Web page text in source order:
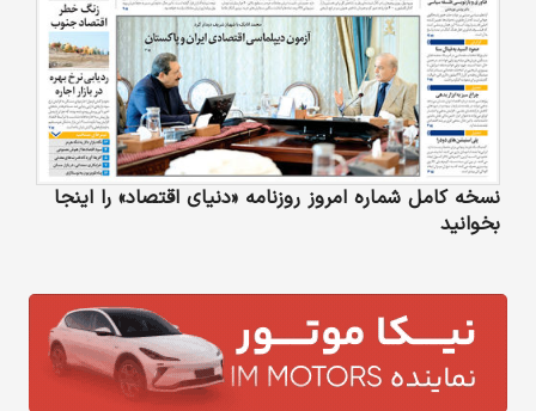
نسخه کامل شماره امروز روزنامه «دنیای‌ اقتصاد» را اینجا
بخوانید